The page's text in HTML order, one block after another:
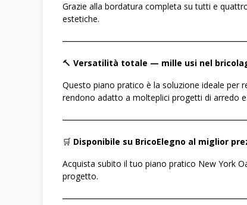
Grazie alla bordatura completa su tutti e
estetiche.
🔨 Versatilità totale — mille usi nel
Questo piano pratico è la soluzione ideale per
rendono adatto a molteplici progetti di arredo
🛒 Disponibile su BricoElegno al miglior
Acquista subito il tuo piano pratico New York
progetto.